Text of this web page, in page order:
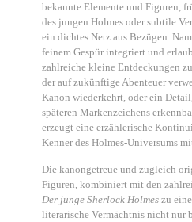
bekannte Elemente und Figuren,
des jungen Holmes oder subtile
ein dichtes Netz aus Bezügen.
feinem Gespür integriert und
zahlreiche kleine Entdeckungen
der auf zukünftige Abenteuer
Kanon wiederkehrt, oder ein
späteren Markenzeichens
erzeugt eine erzählerische
Kenner des Holmes-Universums
Die kanongetreue und zugleich
Figuren, kombiniert mit den
Der junge Sherlock Holmes zu
literarische Vermächtnis nicht nur